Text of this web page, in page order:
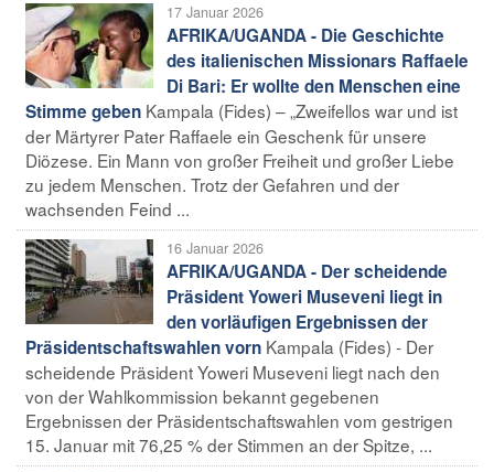
17 Januar 2026
AFRIKA/UGANDA - Die Geschichte
des italienischen Missionars Raffaele
Di Bari: Er wollte den Menschen eine
Stimme geben Kampala (Fides) – „Zweifellos war und ist
der Märtyrer Pater Raffaele ein Geschenk für unsere
Diözese. Ein Mann von großer Freiheit und großer Liebe
zu jedem Menschen. Trotz der Gefahren und der
wachsenden Feind ...
16 Januar 2026
AFRIKA/UGANDA - Der scheidende
Präsident Yoweri Museveni liegt in
den vorläufigen Ergebnissen der
Präsidentschaftswahlen vorn Kampala (Fides) - Der
scheidende Präsident Yoweri Museveni liegt nach den
von der Wahlkommission bekannt gegebenen
Ergebnissen der Präsidentschaftswahlen vom gestrigen
15. Januar mit 76,25 % der Stimmen an der Spitze, ...